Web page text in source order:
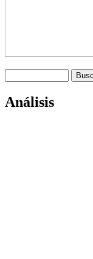
Análisis